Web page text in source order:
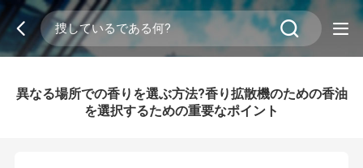
異なる場所での香りを選ぶ方法?香り拡散機のための香油
を選択するための重要なポイント